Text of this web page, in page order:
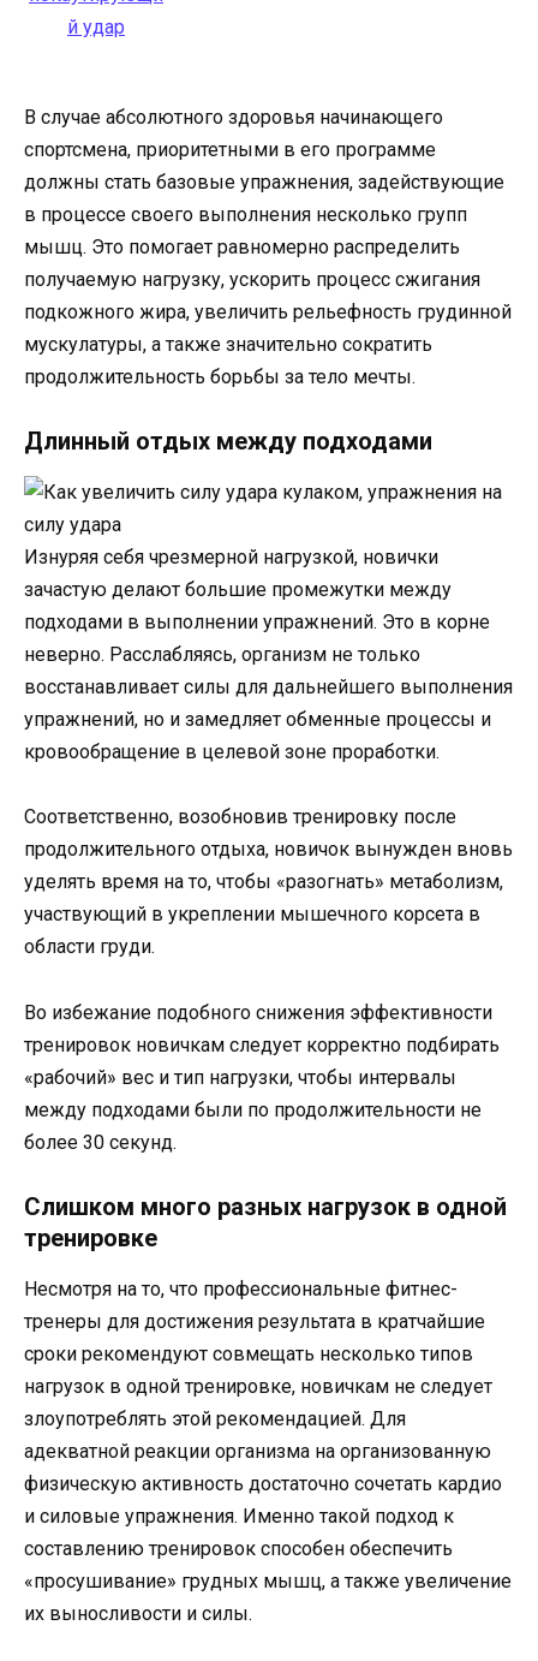
В случае абсолютного здоровья начинающего
спортсмена, приоритетными в его программе
должны стать базовые упражнения, задействующие
в процессе своего выполнения несколько групп
мышц. Это помогает равномерно распределить
получаемую нагрузку, ускорить процесс сжигания
подкожного жира, увеличить рельефность грудинной
мускулатуры, а также значительно сократить
продолжительность борьбы за тело мечты.
Длинный отдых между подходами
Изнуряя себя чрезмерной нагрузкой, новички
зачастую делают большие промежутки между
подходами в выполнении упражнений. Это в корне
неверно. Расслабляясь, организм не только
восстанавливает силы для дальнейшего выполнения
упражнений, но и замедляет обменные процессы и
кровообращение в целевой зоне проработки.
Соответственно, возобновив тренировку после
продолжительного отдыха, новичок вынужден вновь
уделять время на то, чтобы «разогнать» метаболизм,
участвующий в укреплении мышечного корсета в
области груди.
Во избежание подобного снижения эффективности
тренировок новичкам следует корректно подбирать
«рабочий» вес и тип нагрузки, чтобы интервалы
между подходами были по продолжительности не
более 30 секунд.
Слишком много разных нагрузок в одной
тренировке
Несмотря на то, что профессиональные фитнес-
тренеры для достижения результата в кратчайшие
сроки рекомендуют совмещать несколько типов
нагрузок в одной тренировке, новичкам не следует
злоупотреблять этой рекомендацией. Для
адекватной реакции организма на организованную
физическую активность достаточно сочетать кардио
и силовые упражнения. Именно такой подход к
составлению тренировок способен обеспечить
«просушивание» грудных мышц, а также увеличение
их выносливости и силы.